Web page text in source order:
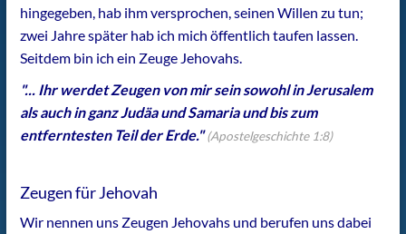
hingegeben, hab ihm versprochen, seinen Willen zu tun;
zwei Jahre später hab ich mich öffentlich taufen lassen.
Seitdem bin ich ein Zeuge Jehovahs.
"... Ihr werdet Zeugen von mir sein sowohl in Jerusalem
als auch in ganz Judäa und Samaria und bis zum
entferntesten Teil der Erde." (Apostelgeschichte 1:8)
Zeugen für Jehovah
Wir nennen uns Zeugen Jehovahs und berufen uns dabei